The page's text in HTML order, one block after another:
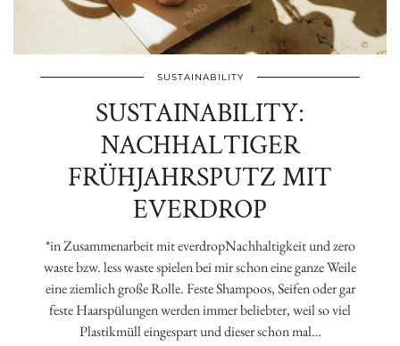
SUSTAINABILITY
SUSTAINABILITY:
NACHHALTIGER
FRÜHJAHRSPUTZ MIT
EVERDROP
*in Zusammenarbeit mit everdropNachhaltigkeit und zero
waste bzw. less waste spielen bei mir schon eine ganze Weile
eine ziemlich große Rolle. Feste Shampoos, Seifen oder gar
feste Haarspülungen werden immer beliebter, weil so viel
Plastikmüll eingespart und dieser schon mal…